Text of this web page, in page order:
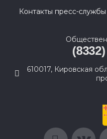
Контакты пресс-службы
610017, Кировская